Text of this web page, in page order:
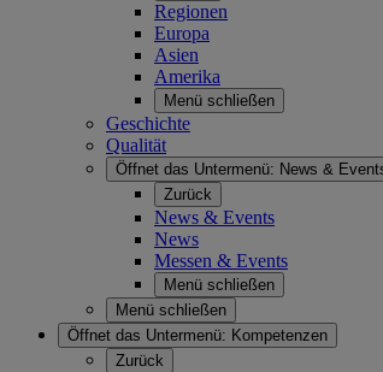
Regionen
Europa
Asien
Amerika
Menü schließen
Geschichte
Qualität
Öffnet das Untermenü: News &
Zurück
News & Events
News
Messen & Events
Menü schließen
Menü schließen
Öffnet das Untermenü: Kompetenzen
Zurück